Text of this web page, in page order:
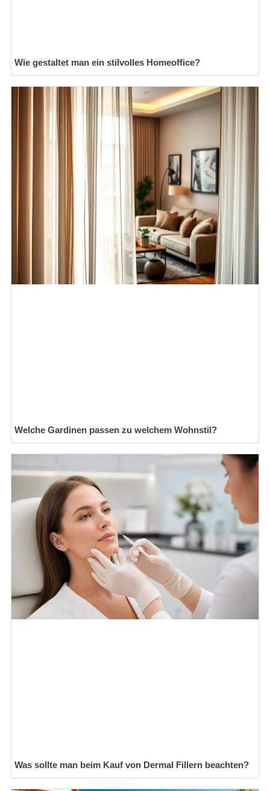
Wie gestaltet man ein stilvolles Homeoffice?
Welche Gardinen passen zu welchem Wohnstil?
Was sollte man beim Kauf von Dermal Fillern beachten?